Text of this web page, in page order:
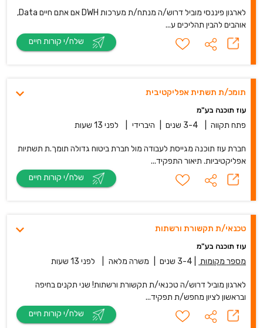
לארגון פיננסי מוביל דרוש/ה מנתח/ת מערכות DWH אם אתם חיים Data,
אוהבים להבין תהליכים ע...
תומכ/ת תשתית אפליקטיבית
עוז תוכנה בע"מ
פתח תקווה 3-4 שנים היברידי לפני 13 שעות
חברת עוז תוכנה מגייסת לעבודה מול חברת ביטוח גדולה תומך.ת תשתיות
אפליקטיביות. תיאור התפקיד...
טכנאי/ת תקשורת ורשתות
עוז תוכנה בע"מ
מספר מקומות 3-4 שנים משרה מלאה לפני 13 שעות
לארגון מוביל דרוש/ה טכנאי/ת תקשורת ורשתות! שני תקנים בחיפה
ובראשון לציון מחפש/ת תפקיד...